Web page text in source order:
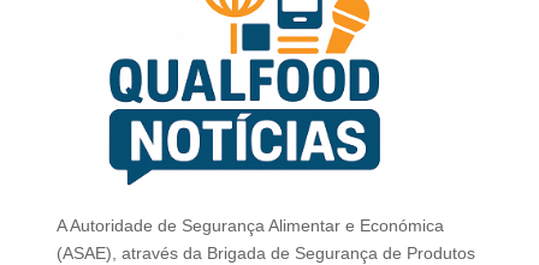
A Autoridade de Segurança Alimentar e Económica
(ASAE), através da Brigada de Segurança de Produtos